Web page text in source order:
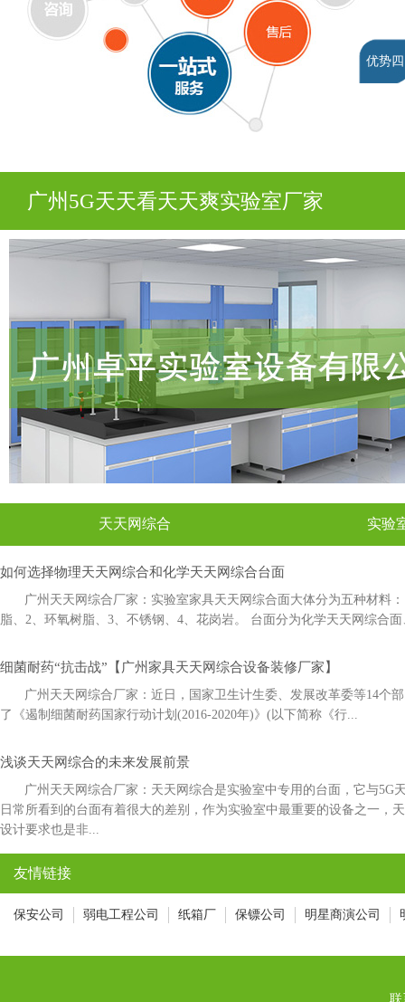
优势四
广州5G天天看天天爽实验室厂家
天天网综合 实验
如何选择物理天天网综合和化学天天网综合台面
广州天天网综合厂家：实验室家具天天网综合面大体分为五种材料：
脂、2、环氧树脂、3、不锈钢、4、花岗岩。 台面分为化学天天网综合面
细菌耐药“抗击战”【广州家具天天网综合设备装修厂家】
广州天天网综合厂家：近日，国家卫生计生委、发展改革委等14个
了《遏制细菌耐药国家行动计划(2016-2020年)》(以下简称《行...
浅谈天天网综合的未来发展前景
广州天天网综合厂家：天天网综合是实验室中专用的台面，它与
日常所看到的台面有着很大的差别，作为实验室中最重要的设备之一，
设计要求也是非...
友情链接
保安公司 弱电工程公司 纸箱厂 保镖公司 明星商演公司
联